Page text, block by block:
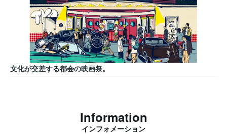
文化が交差する都会の映画祭。
Information
インフォメーション